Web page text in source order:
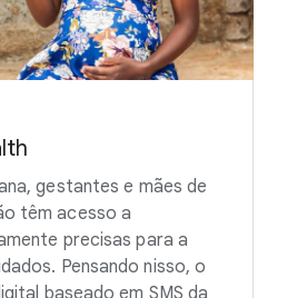
gestantes e mães de
têm acesso a
precisas para a
Pensando nisso, o
baseado em SMS da